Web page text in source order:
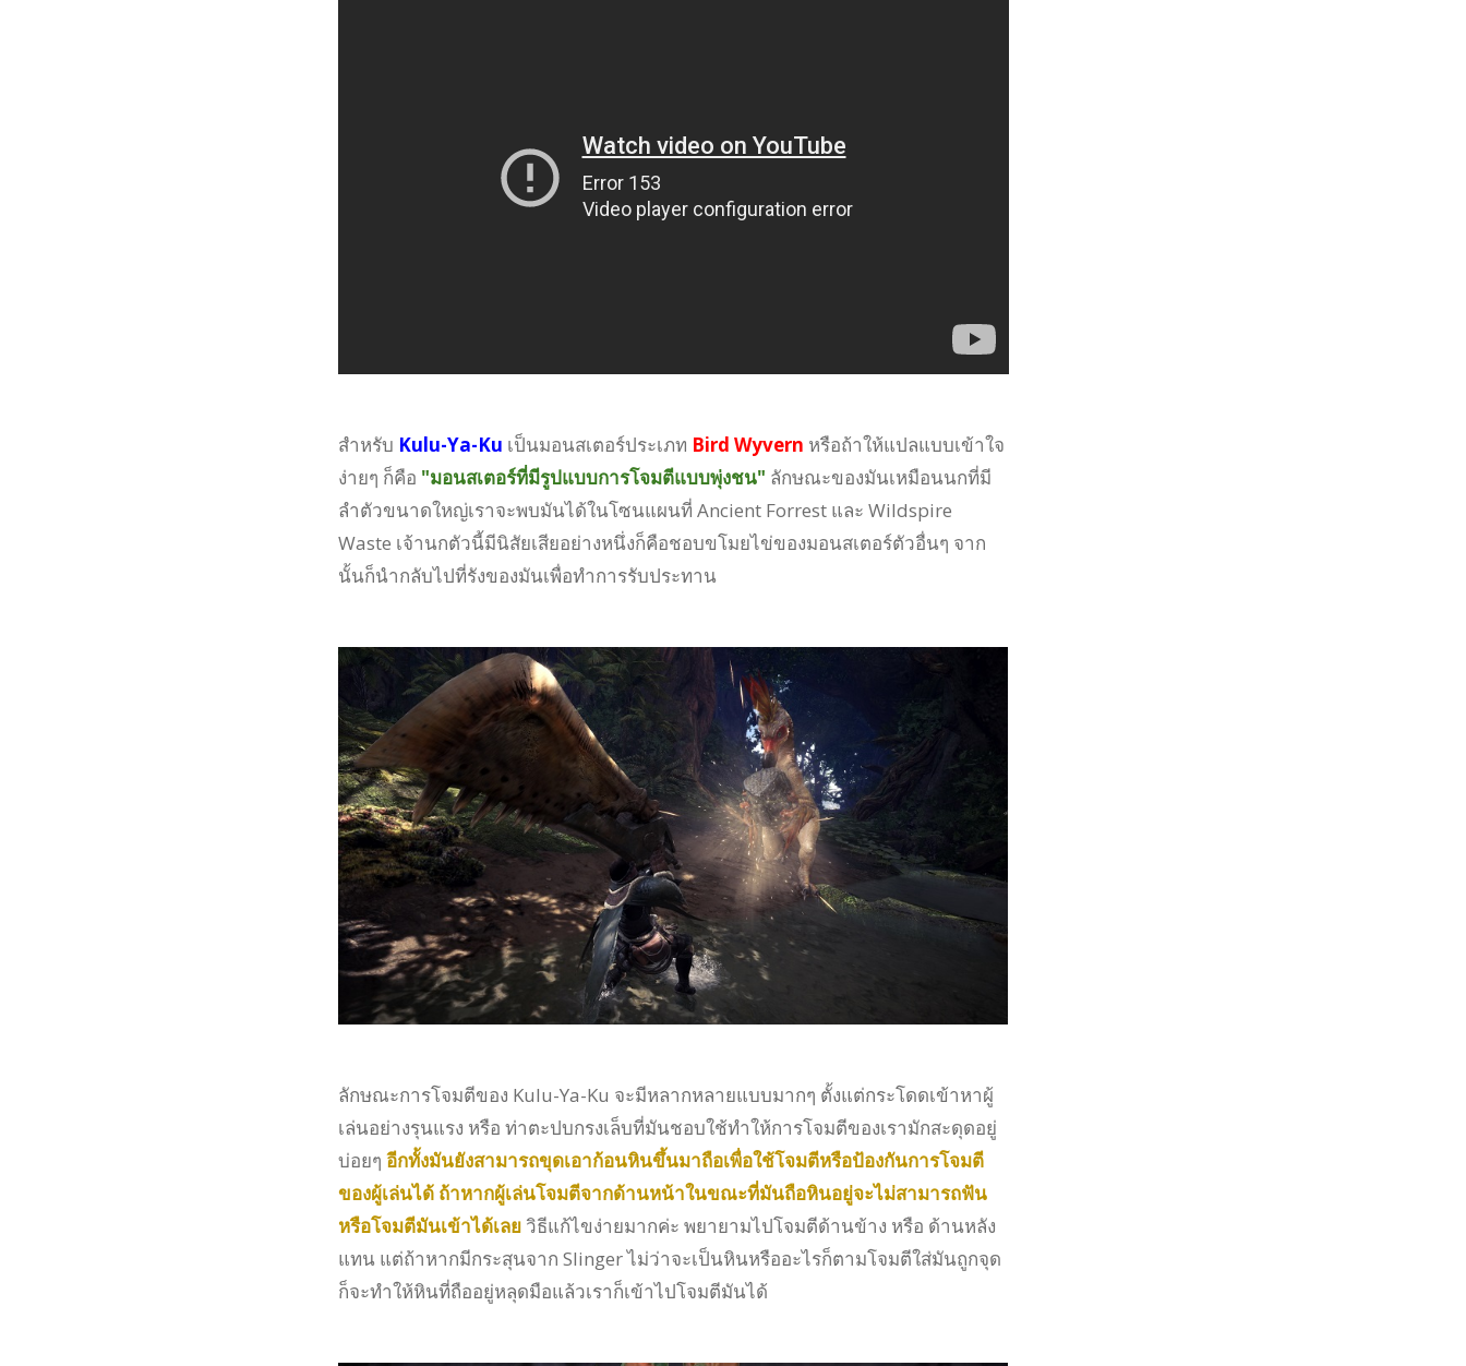
สำหรับ Kulu-Ya-Ku เป็นมอนสเตอร์ประเภท Bird Wyvern หรือถ้าให้แปลแบบเข้าใจ
ง่ายๆ ก็คือ "มอนสเตอร์ที่มีรูปแบบการโจมตีแบบพุ่งชน" ลักษณะของมันเหมือนนกที่มี
ลำตัวขนาดใหญ่เราจะพบมันได้ในโซนแผนที่ Ancient Forrest และ Wildspire
Waste เจ้านกตัวนี้มีนิสัยเสียอย่างหนึ่งก็คือชอบขโมยไข่ของมอนสเตอร์ตัวอื่นๆ จาก
นั้นก็นำกลับไปที่รังของมันเพื่อทำการรับประทาน
ลักษณะการโจมตีของ Kulu-Ya-Ku จะมีหลากหลายแบบมากๆ ตั้งแต่กระโดดเข้าหาผู้
เล่นอย่างรุนแรง หรือ ท่าตะปบกรงเล็บที่มันชอบใช้ทำให้การโจมตีของเรามักสะดุดอยู่
บ่อยๆ อีกทั้งมันยังสามารถขุดเอาก้อนหินขึ้นมาถือเพื่อใช้โจมตีหรือป้องกันการโจมตี
ของผู้เล่นได้ ถ้าหากผู้เล่นโจมตีจากด้านหน้าในขณะที่มันถือหินอยู่จะไม่สามารถฟัน
หรือโจมตีมันเข้าได้เลยวิธีแก้ไขง่ายมากค่ะ พยายามไปโจมตีด้านข้าง หรือ ด้านหลัง
แทน แต่ถ้าหากมีกระสุนจาก Slinger ไม่ว่าจะเป็นหินหรืออะไรก็ตามโจมตีใส่มันถูกจุด
ก็จะทำให้หินที่ถืออยู่หลุดมือแล้วเราก็เข้าไปโจมตีมันได้